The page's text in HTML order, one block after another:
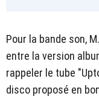
Pour la bande son,
entre la version
rappeler le tube
disco proposé en